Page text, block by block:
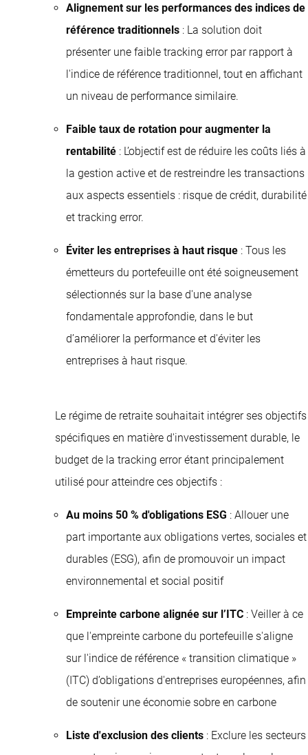
Alignement sur les performances des indices de
référence traditionnels : La solution doit
présenter une faible tracking error par rapport à
l'indice de référence traditionnel, tout en affichant
un niveau de performance similaire.
Faible taux de rotation pour augmenter la
rentabilité : L’objectif est de réduire les coûts liés à
la gestion active et de restreindre les transactions
aux aspects essentiels : risque de crédit, durabilité
et tracking error.
Éviter les entreprises à haut risque : Tous les
émetteurs du portefeuille ont été soigneusement
sélectionnés sur la base d'une analyse
fondamentale approfondie, dans le but
d’améliorer la performance et d'éviter les
entreprises à haut risque.
Le régime de retraite souhaitait intégrer ses objectifs
spécifiques en matière d'investissement durable, le
budget de la tracking error étant principalement
utilisé pour atteindre ces objectifs :
Au moins 50 % d'obligations ESG : Allouer une
part importante aux obligations vertes, sociales et
durables (ESG), afin de promouvoir un impact
environnemental et social positif
Empreinte carbone alignée sur l’ITC : Veiller à ce
que l'empreinte carbone du portefeuille s'aligne
sur l'indice de référence « transition climatique »
(ITC) d’obligations d'entreprises européennes, afin
de soutenir une économie sobre en carbone
Liste d'exclusion des clients : Exclure les secteurs